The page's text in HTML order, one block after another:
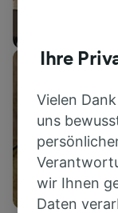
Ihre
Vielen
uns
wir Ihnen
Daten